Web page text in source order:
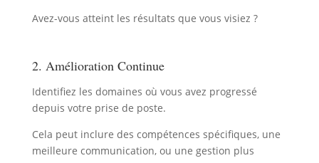
Avez-vous atteint les résultats que vous visiez ?
2. Amélioration Continue
Identifiez les domaines où vous avez progressé
depuis votre prise de poste.
Cela peut inclure des compétences spécifiques, une
meilleure communication, ou une gestion plus